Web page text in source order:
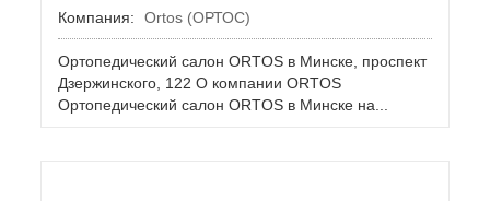
Компания: Ortos (ОРТОС)
Ортопедический салон ORTOS в Минске, проспект
Дзержинского, 122 О компании ORTOS
Ортопедический салон ORTOS в Минске на...